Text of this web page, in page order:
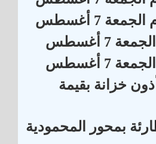
7 أغسطس
7 أغسطس
7 أغسطس
خزانة بقيمة
بمحور المحمودية